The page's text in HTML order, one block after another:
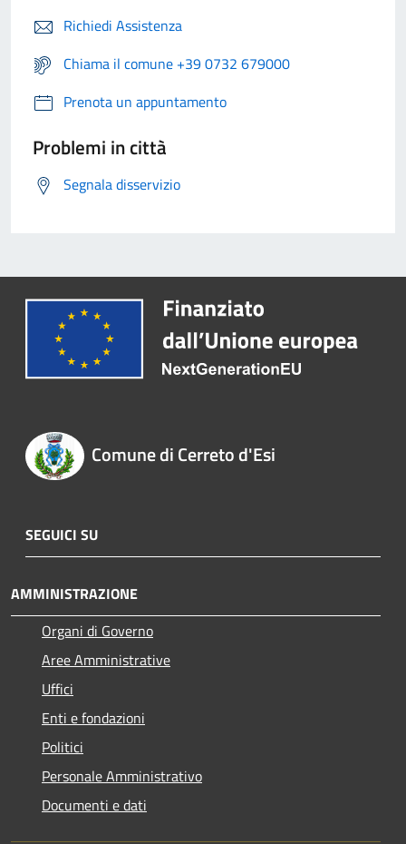
Richiedi Assistenza
Chiama il comune +39 0732 679000
Prenota un appuntamento
Problemi in città
Segnala disservizio
Comune di Cerreto d'Esi
SEGUICI SU
AMMINISTRAZIONE
Organi di Governo
Aree Amministrative
Uffici
Enti e fondazioni
Politici
Personale Amministrativo
Documenti e dati